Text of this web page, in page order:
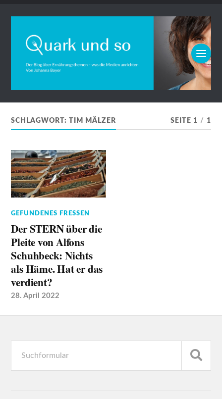
SCHLAGWORT: TIM MÄLZER SEITE 1 / 1
GEFUNDENES FRESSEN
Der STERN über die
Pleite von Alfons
Schuhbeck: Nichts
als Häme. Hat er das
verdient?
28. April 2022